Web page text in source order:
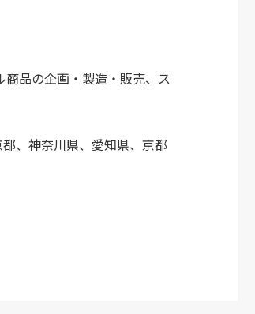
品の企画・製造・販売、ス
、神奈川県、愛知県、京都